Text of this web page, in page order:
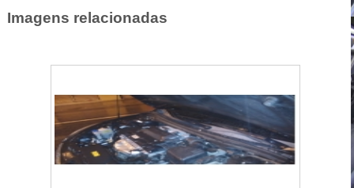
Imagens relacionadas